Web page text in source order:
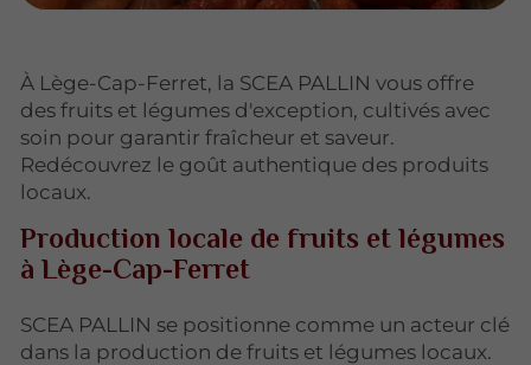
À Lège-Cap-Ferret, la SCEA PALLIN vous offre
des fruits et légumes d'exception, cultivés avec
soin pour garantir fraîcheur et saveur.
Redécouvrez le goût authentique des produits
locaux.
Production locale de fruits et légumes
à Lège-Cap-Ferret
SCEA PALLIN se positionne comme un acteur clé
dans la production de fruits et légumes locaux.